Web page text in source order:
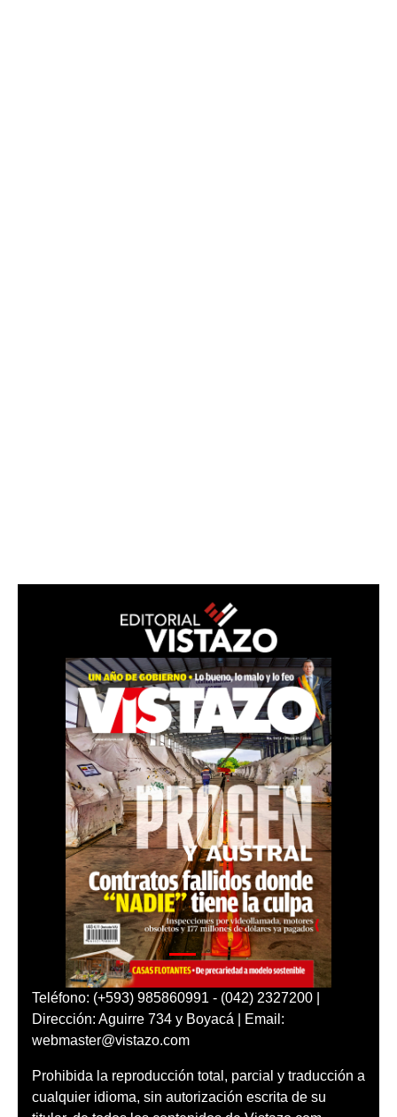
Teléfono: (+593) 985860991 - (042) 2327200 |
Dirección: Aguirre 734 y Boyacá | Email:
webmaster@vistazo.com
Prohibida la reproducción total, parcial y traducción a
cualquier idioma, sin autorización escrita de su